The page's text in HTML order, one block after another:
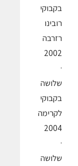
בקבוקי
רובינו
רזרבה
2002
·
שלושה
בקבוקי
לקרימה
2004
·
שלושה